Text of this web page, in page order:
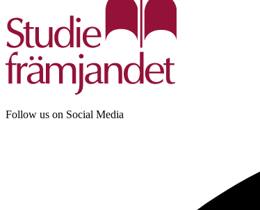
Follow us on Social Media